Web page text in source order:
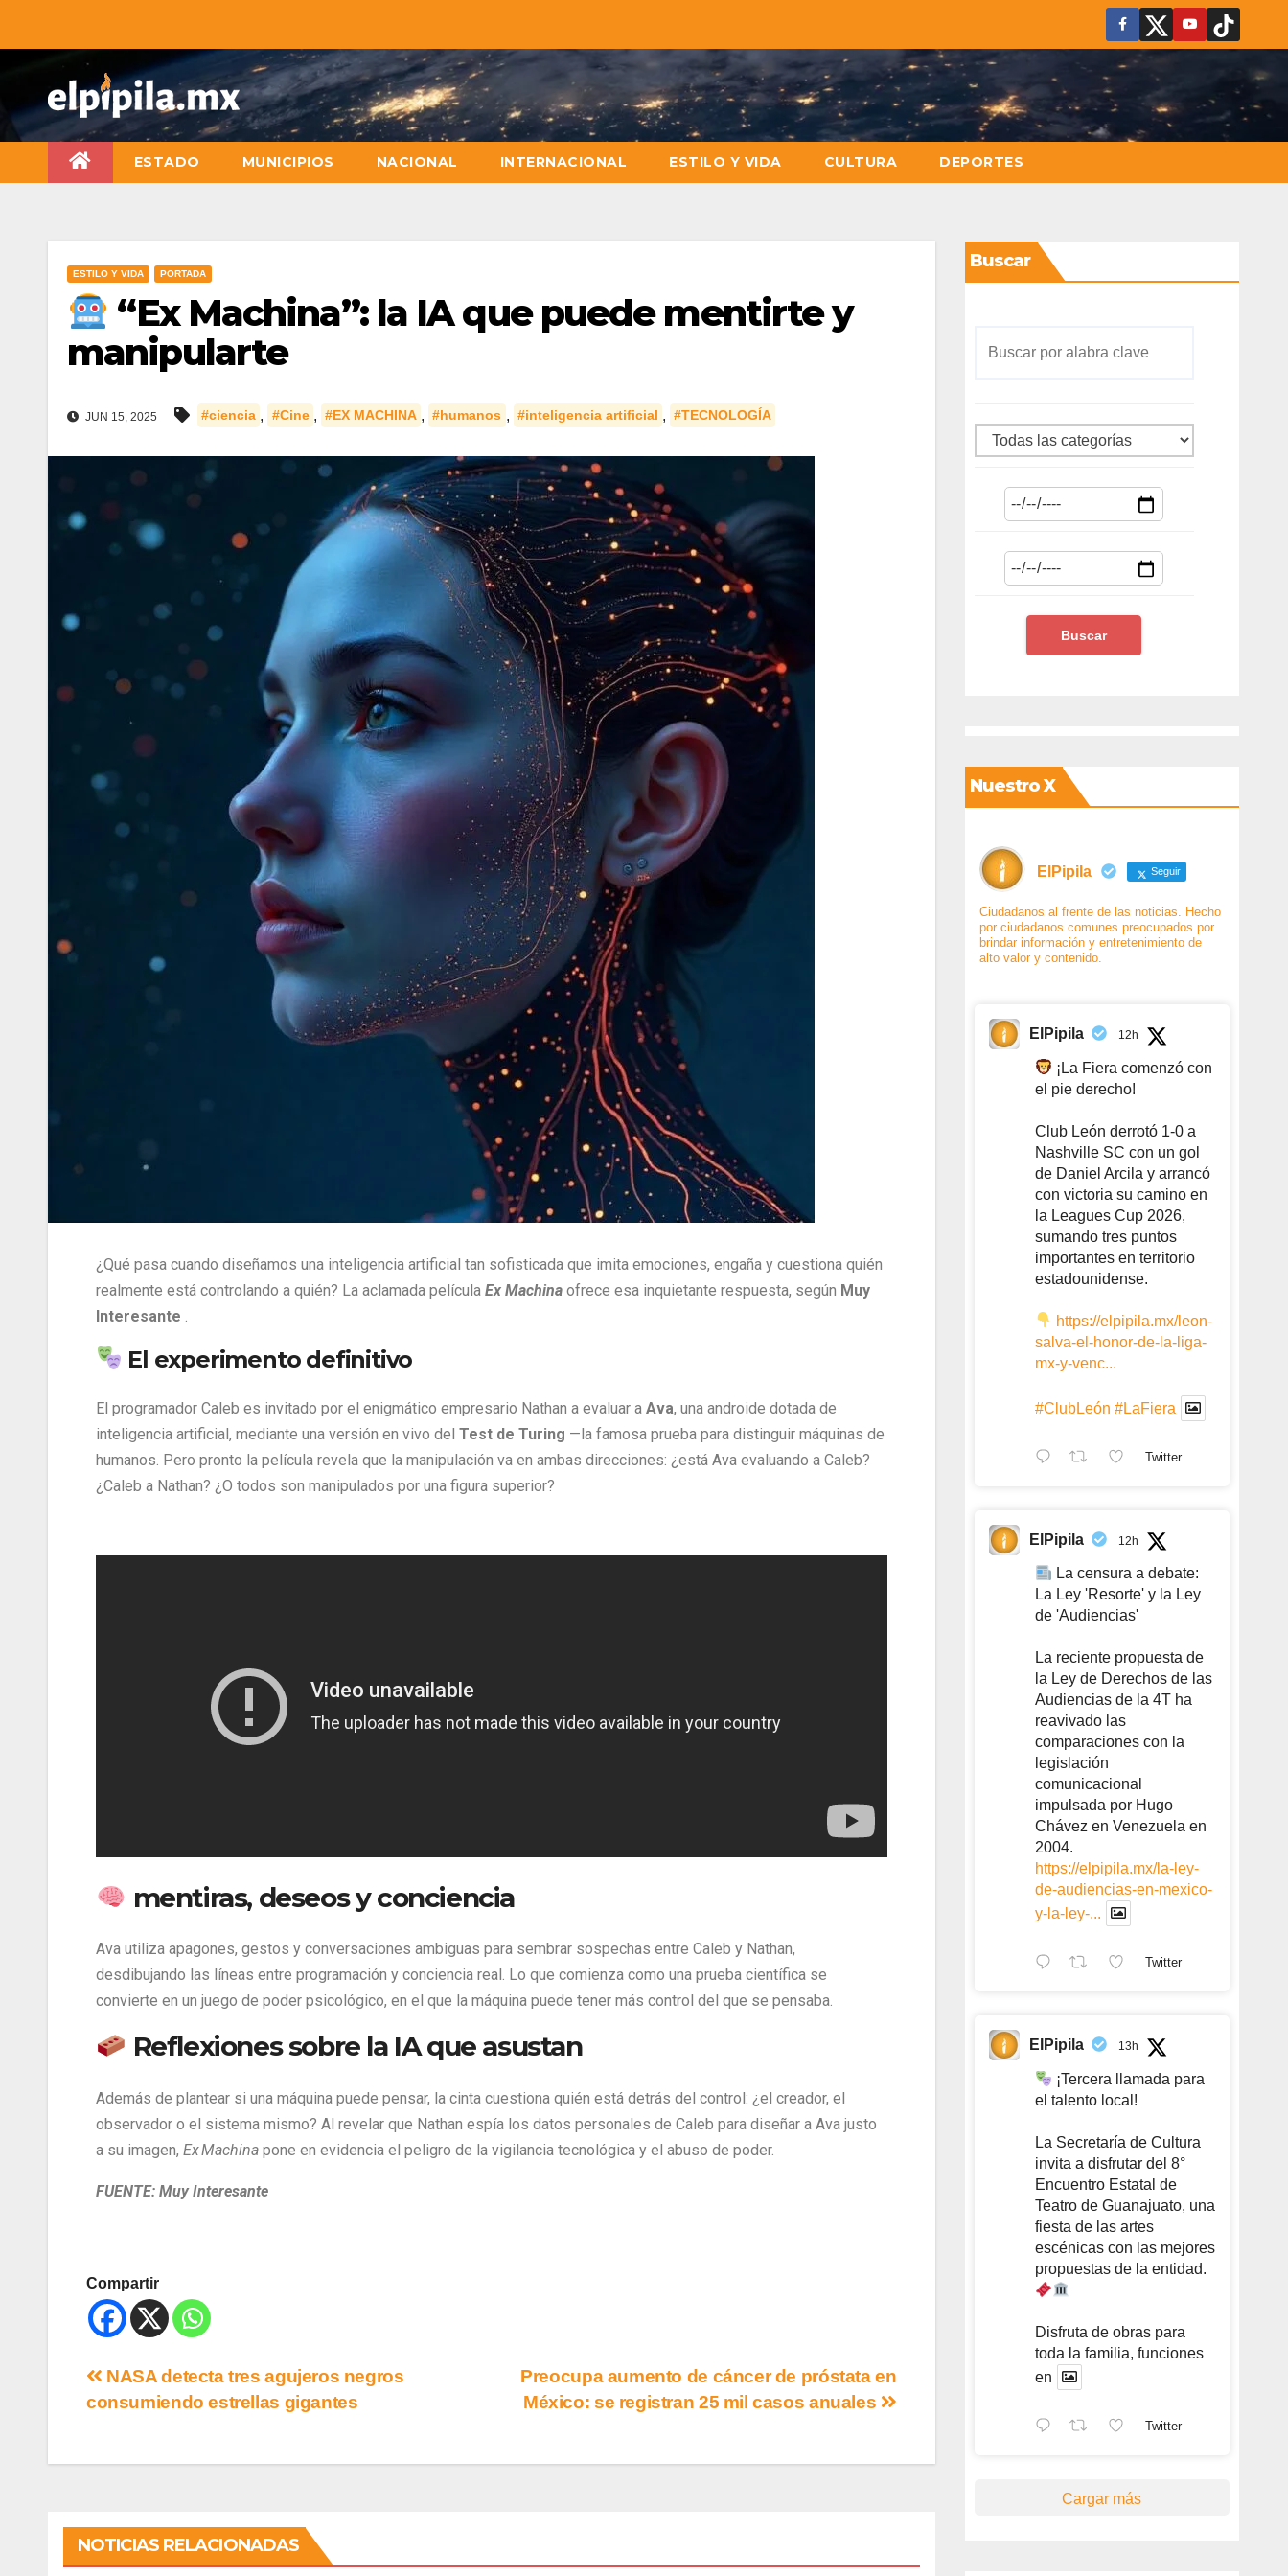
ESTADO MUNICIPIOS NACIONAL INTERNACIONAL ESTILO Y VIDA CULTURA DEPORTES
ESTILO Y VIDA PORTADA
“Ex Machina”: la IA que puede mentirte y
manipularte
JUN 15, 2025 #ciencia , #Cine , #EX MACHINA , #humanos , #inteligencia artificial , #TECNOLOGÍA
¿Qué pasa cuando diseñamos una inteligencia artificial tan sofisticada que imita emociones, engaña y cuestiona quién
realmente está controlando a quién? La aclamada película Ex Machina ofrece esa inquietante respuesta, según Muy
Interesante
El experimento definitivo
El programador Caleb es invitado por el enigmático empresario Nathan a evaluar a Ava, una androide dotada de
inteligencia artificial, mediante una versión en vivo del Test de Turing —la famosa prueba para distinguir máquinas de
humanos. Pero pronto la película revela que la manipulación va en ambas direcciones: ¿está Ava evaluando a Caleb?
¿Caleb a Nathan? ¿O todos son manipulados por una figura superior?
mentiras, deseos y conciencia
Ava utiliza apagones, gestos y conversaciones ambiguas para sembrar sospechas entre Caleb y Nathan,
desdibujando las líneas entre programación y conciencia real. Lo que comienza como una prueba científica se
convierte en un juego de poder psicológico, en el que la máquina puede tener más control del que se pensaba.
Reflexiones sobre la IA que asustan
Además de plantear si una máquina puede pensar, la cinta cuestiona quién está detrás del control: ¿el creador, el
observador o el sistema mismo? Al revelar que Nathan espía los datos personales de Caleb para diseñar a Ava justo
a su imagen, Ex Machina pone en evidencia el peligro de la vigilancia tecnológica y el abuso de poder.
FUENTE: Muy Interesante
Compartir
Preocupa aumento de cáncer de próstata en
México: se registran 25 mil casos anuales
NASA detecta tres agujeros negros
consumiendo estrellas gigantes
NOTICIAS RELACIONADAS
Buscar
Nuestro X
ElPipila Seguir
Ciudadanos al frente de las noticias. Hecho
por ciudadanos comunes preocupados por
brindar información y entretenimiento de
alto valor y contenido.
ElPipila 12h
¡La Fiera comenzó con
el pie derecho!
Club León derrotó 1-0 a
Nashville SC con un gol
de Daniel Arcila y arrancó
con victoria su camino en
la Leagues Cup 2026,
sumando tres puntos
importantes en territorio
estadounidense.
https://elpipila.mx/leon-
salva-el-honor-de-la-liga-
mx-y-venc...
#ClubLeón #LaFiera
Twitter
ElPipila 12h
La censura a debate:
La Ley 'Resorte' y la Ley
de 'Audiencias'
La reciente propuesta de
la Ley de Derechos de las
Audiencias de la 4T ha
reavivado las
comparaciones con la
legislación
comunicacional
impulsada por Hugo
Chávez en Venezuela en
2004.
https://elpipila.mx/la-ley-
de-audiencias-en-mexico-
y-la-ley-...
Twitter
ElPipila 13h
¡Tercera llamada para
el talento local!
La Secretaría de Cultura
invita a disfrutar del 8°
Encuentro Estatal de
Teatro de Guanajuato, una
fiesta de las artes
escénicas con las mejores
propuestas de la entidad.
Disfruta de obras para
toda la familia, funciones
en
Twitter
Cargar más